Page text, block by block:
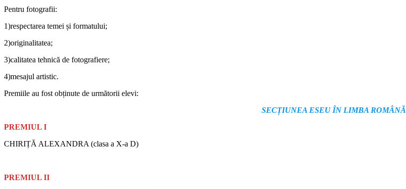
Pentru fotografii:
1)respectarea temei și formatului;
2)originalitatea;
3)calitatea tehnică de fotografiere;
4)mesajul artistic.
Premiile au fost obținute de următorii elevi:
SECȚIUNEA ESEU ÎN LIMBA ROMÂNĂ
PREMIUL I
CHIRIȚĂ ALEXANDRA (clasa a X-a D)
PREMIUL II